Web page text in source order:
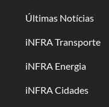
Últimas Notícias
iNFRA Transporte
iNFRA Energia
iNFRA Cidades